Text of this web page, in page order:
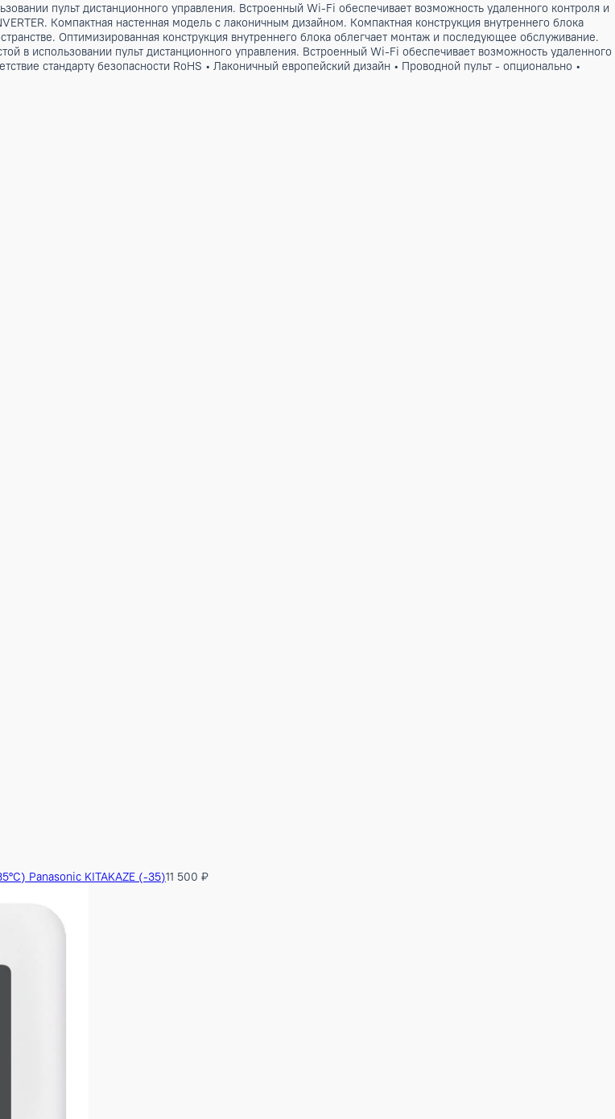
Компактная настенная модель с лаконичным дизайном. Компактная конструкция внутреннего блока
Оптимизированная конструкция внутреннего блока облегчает монтаж и последующее
использовании пульт дистанционного управления. Встроенный Wi-Fi обеспечивает возможность
INVERTER. Компактная настенная модель с лаконичным дизайном. Компактная конструкция
пространстве. Оптимизированная конструкция внутреннего блока облегчает монтаж и
X. Простой в использовании пульт дистанционного управления. Встроенный Wi-Fi обеспечивает
стандарту безопасности RoHS • Лаконичный европейский дизайн • Проводной пульт -
до -35°С) Panasonic KITAKAZE (-35)